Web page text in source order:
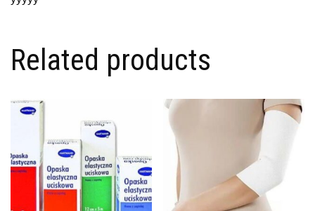
Related products